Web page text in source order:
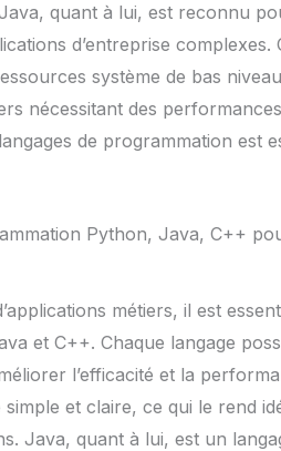
quant à lui, est reconnu
d’entreprise
système de bas
nécessitant des
de programmation est
Python, Java, C++
métiers, il est
et C++. Chaque langage
l’efficacité et la
et claire, ce qui le rend
Java, quant à lui, est un